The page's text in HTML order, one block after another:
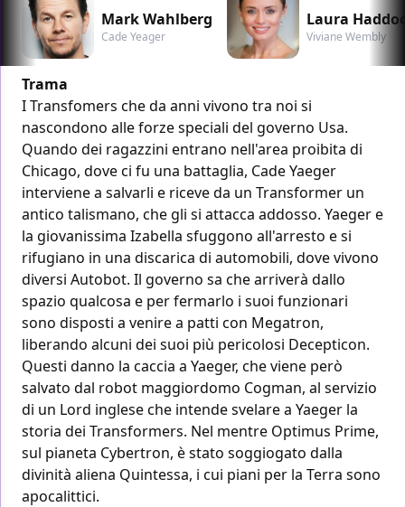
Mark Wahlberg
Cade Yeager
Laura
Viviane Wembly
Trama
I Transfomers che da anni vivono tra noi si
nascondono alle forze speciali del governo Usa.
Quando dei ragazzini entrano nell'area proibita di
Chicago, dove ci fu una battaglia, Cade Yaeger
interviene a salvarli e riceve da un Transformer un
antico talismano, che gli si attacca addosso. Yaeger e
la giovanissima Izabella sfuggono all'arresto e si
rifugiano in una discarica di automobili, dove vivono
diversi Autobot. Il governo sa che arriverà dallo
spazio qualcosa e per fermarlo i suoi funzionari
sono disposti a venire a patti con Megatron,
liberando alcuni dei suoi più pericolosi Decepticon.
Questi danno la caccia a Yaeger, che viene però
salvato dal robot maggiordomo Cogman, al servizio
di un Lord inglese che intende svelare a Yaeger la
storia dei Transformers. Nel mentre Optimus Prime,
sul pianeta Cybertron, è stato soggiogato dalla
divinità aliena Quintessa, i cui piani per la Terra sono
apocalittici.